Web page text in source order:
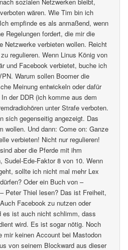
wären. Wie Tim bin ich
empfinde es als anmaßend, wenn
Regelungen fordert, die mir die
Netzwerke verbieten wollen. Reicht
regulieren. Wenn Linus König von
und Facebook verbietet, buche ich
Warum sollen Boomer die
Meinung entwickeln oder dafür
der DDR (ich komme aus dem
unter Strafe verboten.
sich gegenseitig angezeigt. Das
wollen. Und dann: Come on: Ganze
verbieten! Nicht nur regulieren!
aber die Pferde mit ihm
Sudel-Ede-Faktor 8 von 10. Wenn
sollte ich nicht mal mehr Lex
Oder ein Buch von –
Peter Thiel lesen? Das ist Freiheit,
Facebook zu nutzen oder
es ist auch nicht schlimm, dass
wird. Es ist sogar nötig. Noch
mir keinen Account bei Mastodon
von seinem Blockward aus dieser